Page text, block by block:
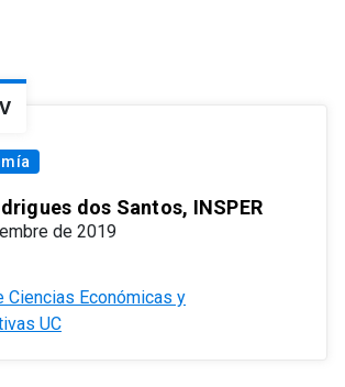
dos Santos, INSPER
de 2019
Ciencias Económicas y
UC